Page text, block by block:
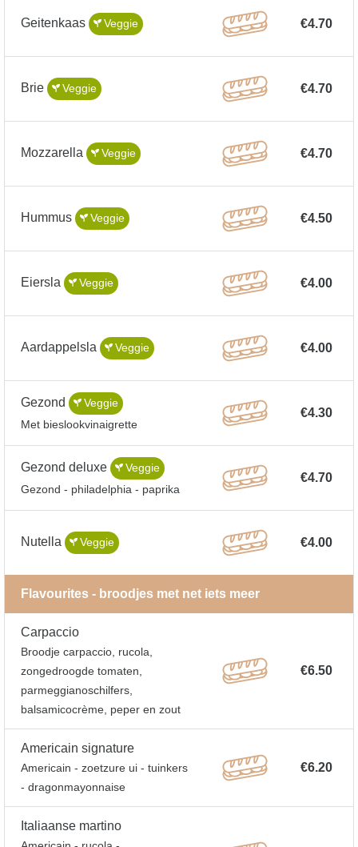
Geitenkaas Veggie €4.70
Brie Veggie €4.70
Mozzarella Veggie €4.70
Hummus Veggie €4.50
Eiersla Veggie €4.00
Aardappelsla Veggie €4.00
Gezond Veggie
Met bieslookvinaigrette
€4.30
Gezond deluxe Veggie
Gezond - philadelphia - paprika
€4.70
Nutella Veggie €4.00
Flavourites - broodjes met net iets meer
Carpaccio
Broodje carpaccio, rucola,
zongedroogde tomaten,
parmeggianoschilfers,
balsamicocrème, peper en zout
€6.50
Americain signature
Americain - zoetzure ui - tuinkers
- dragonmayonnaise
€6.20
Italiaanse martino